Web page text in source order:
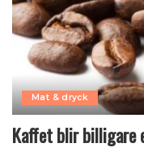
Mat & dryck
Kaffet blir billigare